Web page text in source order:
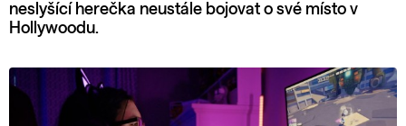
neslyšící herečka neustále bojovat o své místo v
Hollywoodu.